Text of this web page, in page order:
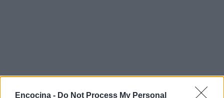
Encocina - Do Not Process My Personal